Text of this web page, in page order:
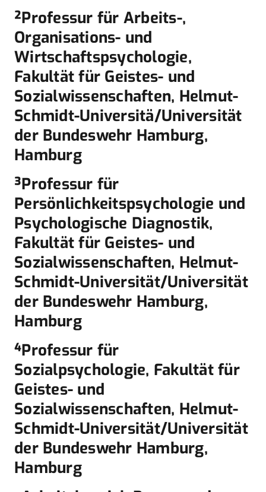
²Professur für Arbeits-,
Organisations- und
Wirtschaftspsychologie,
Fakultät für Geistes- und
Sozialwissenschaften, Helmut-
Schmidt-Universitä/Universität
der Bundeswehr Hamburg,
Hamburg
³Professur für
Persönlichkeitspsychologie und
Psychologische Diag­nos­tik,
Fakultät für Geistes- und
Sozialwissenschaften, Helmut-
Schmidt-Universität/Universität
der Bundeswehr Hamburg,
Hamburg
⁴Professur für
Sozialpsychologie, Fakultät für
Geistes- und
Sozialwissenschaften, Helmut-
Schmidt-Universität/Universität
der Bundeswehr Hamburg,
Hamburg